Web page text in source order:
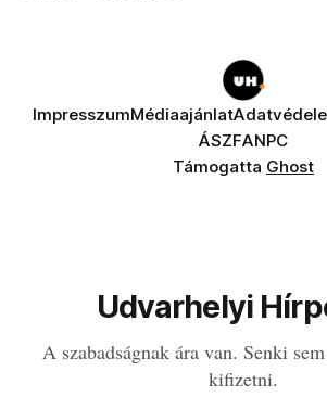
ImpresszumMédiaajánlat
ÁSZFANPC
Támogatta Ghost
Udvarhelyi
A szabadságnak ára van. Senki
kifizetni.